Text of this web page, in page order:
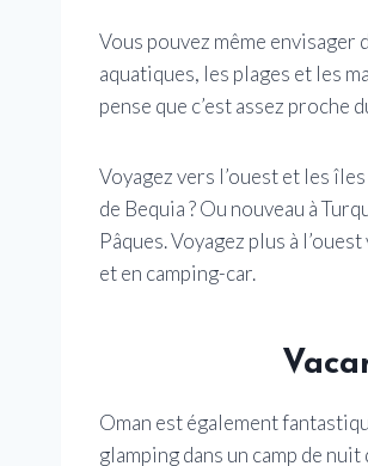
Vous pouvez même envisager
aquatiques, les plages et les
pense que c’est assez proche
Voyagez vers l’ouest et les
de Bequia ? Ou nouveau à
Pâques. Voyagez plus à
et en camping-car.
Oman est également
glamping dans un camp de